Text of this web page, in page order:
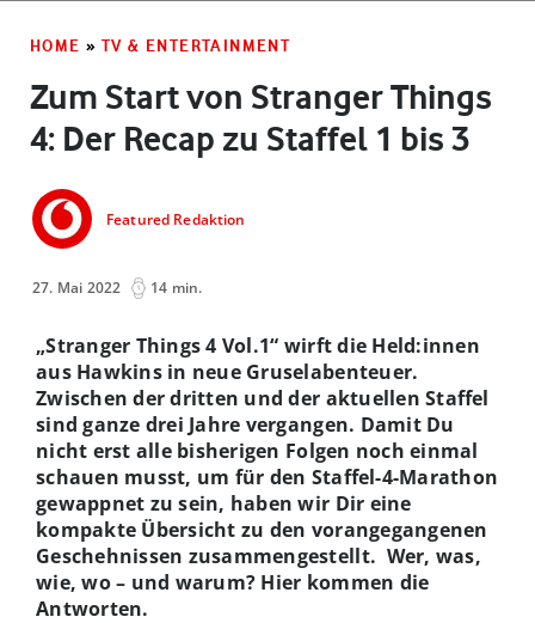
HOME » TV & ENTERTAINMENT
Zum Start von Stranger Things
4: Der Recap zu Staffel 1 bis 3
Featured Redaktion
27. Mai 2022 14 min.
„Stranger Things 4 Vol.1“ wirft die Held:innen
aus Hawkins in neue Gruselabenteuer.
Zwischen der dritten und der aktuellen Staffel
sind ganze drei Jahre vergangen. Damit Du
nicht erst alle bisherigen Folgen noch einmal
schauen musst, um für den Staffel-4-Marathon
gewappnet zu sein, haben wir Dir eine
kompakte Übersicht zu den vorangegangenen
Geschehnissen zusammengestellt. Wer, was,
wie, wo – und warum? Hier kommen die
Antworten.